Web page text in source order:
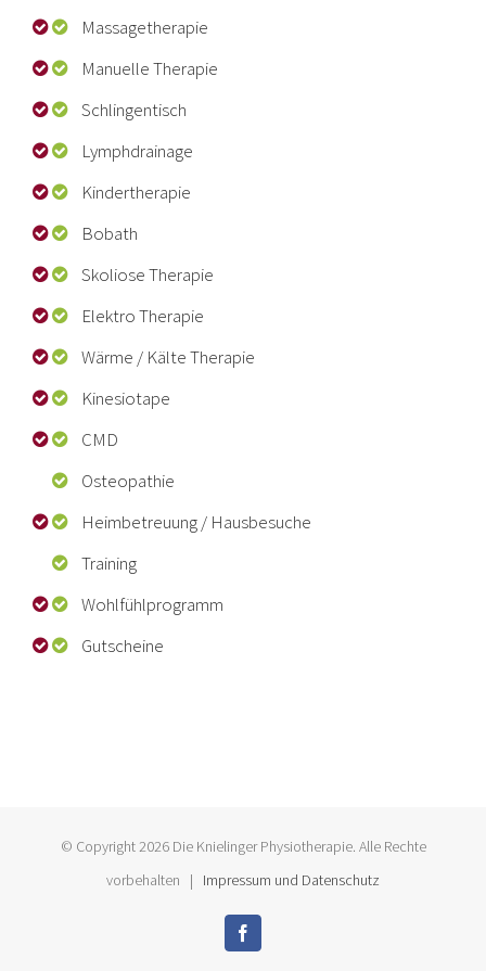
Massagetherapie
Manuelle Therapie
Schlingentisch
Lymphdrainage
Kindertherapie
Bobath
Skoliose Therapie
Elektro Therapie
Wärme / Kälte Therapie
Kinesiotape
CMD
Osteopathie
Heimbetreuung/ Hausbesuche
Training
Wohlfühlprogramm
Gutscheine
© Copyright 2026 Die Knielinger Physiotherapie. Alle Rechte
vorbehalten | Impressum und Datenschutz